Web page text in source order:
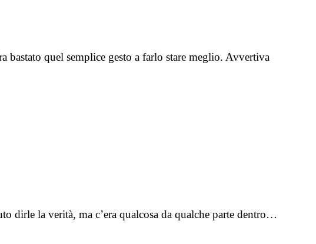
bastato quel semplice gesto a farlo stare meglio. Avvertiva
dirle la verità, ma c’era qualcosa da qualche parte dentro…